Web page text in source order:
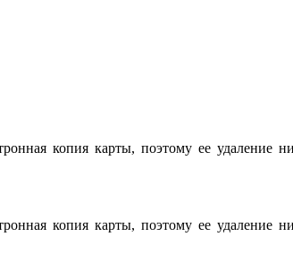
копия карты, поэтому ее удаление
копия карты, поэтому ее удаление